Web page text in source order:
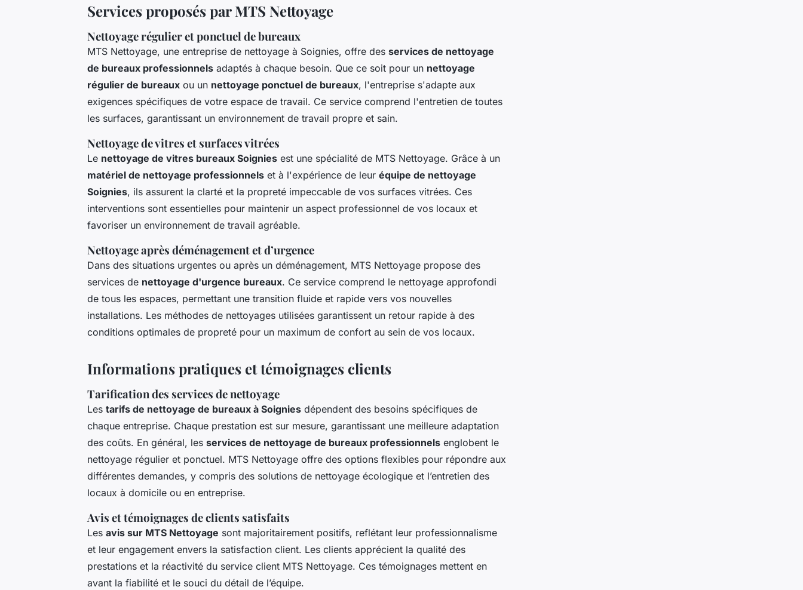
Services proposés par MTS Nettoyage
Nettoyage régulier et ponctuel de bureaux
MTS Nettoyage, une entreprise de nettoyage à Soignies, offre des services de nettoyage
de bureaux professionnels adaptés à chaque besoin. Que ce soit pour un nettoyage
régulier de bureaux ou un nettoyage ponctuel de bureaux, l'entreprise s'adapte aux
exigences spécifiques de votre espace de travail. Ce service comprend l'entretien de toutes
les surfaces, garantissant un environnement de travail propre et sain.
Nettoyage de vitres et surfaces vitrées
Le nettoyage de vitres bureaux Soignies est une spécialité de MTS Nettoyage. Grâce à un
matériel de nettoyage professionnels et à l'expérience de leur équipe de nettoyage
Soignies, ils assurent la clarté et la propreté impeccable de vos surfaces vitrées. Ces
interventions sont essentielles pour maintenir un aspect professionnel de vos locaux et
favoriser un environnement de travail agréable.
Nettoyage après déménagement et d’urgence
Dans des situations urgentes ou après un déménagement, MTS Nettoyage propose des
services de nettoyage d'urgence bureaux. Ce service comprend le nettoyage approfondi
de tous les espaces, permettant une transition fluide et rapide vers vos nouvelles
installations. Les méthodes de nettoyages utilisées garantissent un retour rapide à des
conditions optimales de propreté pour un maximum de confort au sein de vos locaux.
Informations pratiques et témoignages clients
Tarification des services de nettoyage
Les tarifs de nettoyage de bureaux à Soignies dépendent des besoins spécifiques de
chaque entreprise. Chaque prestation est sur mesure, garantissant une meilleure adaptation
des coûts. En général, les services de nettoyage de bureaux professionnels englobent le
nettoyage régulier et ponctuel. MTS Nettoyage offre des options flexibles pour répondre aux
différentes demandes, y compris des solutions de nettoyage écologique et l’entretien des
locaux à domicile ou en entreprise.
Avis et témoignages de clients satisfaits
Les avis sur MTS Nettoyage sont majoritairement positifs, reflétant leur professionnalisme
et leur engagement envers la satisfaction client. Les clients apprécient la qualité des
prestations et la réactivité du service client MTS Nettoyage. Ces témoignages mettent en
avant la fiabilité et le souci du détail de l’équipe.